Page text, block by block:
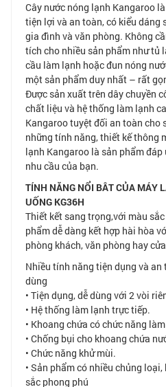
Cây nước nóng lạnh Kangaroo
tiện lợi và an toàn, có kiểu dáng
gia đình và văn phòng. Không
tích cho nhiều sản phẩm như tủ
cầu làm lạnh hoặc đun nóng
một sản phẩm duy nhất – rất
Được sản xuất trên dây chuyền
chất liệu và hệ thống làm lạnh
Kangaroo tuyệt đối an toàn cho
những tính năng, thiết kế thông
lạnh Kangaroo là sản phẩm
nhu cầu của bạn.
TÍNH NĂNG NỔI BÂT CỦA MÁY
UỐNG KG36H
Thiết kết sang trọng,với màu
phẩm dễ dàng kết hợp hài hòa
phòng khách, văn phòng hay
Nhiều tính năng tiện dụng và an
dùng
• Tiện dụng, dễ dùng với 2 vòi
• Hệ thống làm lạnh trực tiếp.
• Khoang chứa có chức năng
• Chống bụi cho khoang chứa
• Chức năng khử mùi.
• Sản phẩm có nhiều chủng
sắc phong phú